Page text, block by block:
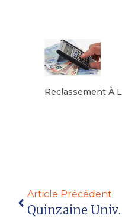
Reclassement À
Article Précédent